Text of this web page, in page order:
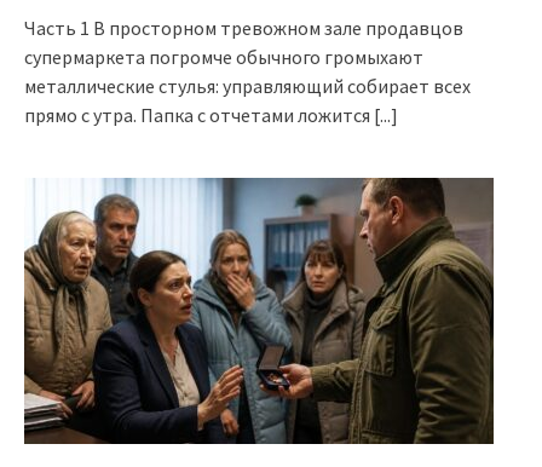
Часть 1 В просторном тревожном зале продавцов
супермаркета погромче обычного громыхают
металлические стулья: управляющий собирает всех
прямо с утра. Папка с отчетами ложится [...]